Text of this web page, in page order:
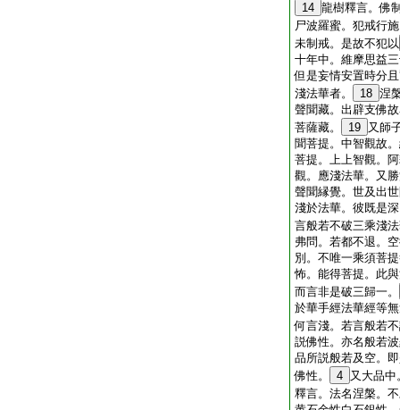
14 龍樹釋言。佛
尸波羅蜜。犯戒行
未制戒。是故不犯以
十年中。維摩思益
但是妄情安置時分
淺法華者。
18 涅
聲聞藏。出辟支佛
菩薩藏。
19 又師
聞菩提。中智觀故
菩提。上上智觀。
觀。應淺法華。又
聲聞縁覺。世及出
淺於法華。彼既是
言般若不破三乘淺
弗問。若都不退。
別。不唯一乘須菩
怖。能得菩提。此
而言非是破三歸一。
於華手經法華經等
何言淺。若言般若
説佛性。亦名般若
品所説般若及空。
佛性。
4 又大品中
釋言。法名涅槃。